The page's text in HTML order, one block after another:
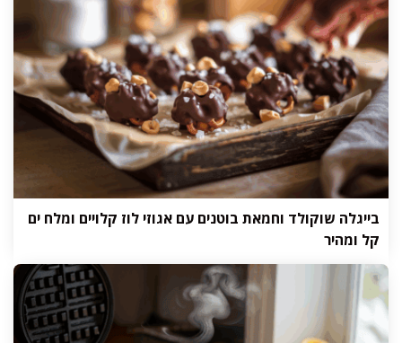
בייגלה שוקולד וחמאת בוטנים עם אגוזי לוז קלויים ומלח ים
קל ומהיר